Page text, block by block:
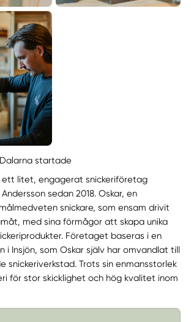
startade
ett litet, engagerat snickeriföretag
sedan 2018. Oskar, en
snickare, som ensam drivit
med sina förmågor att skapa unika
Företaget baseras i en
i Insjön, som Oskar själv har omvandlat till
snickeriverkstad. Trots sin enmansstorlek
för stor skicklighet och hög kvalitet inom